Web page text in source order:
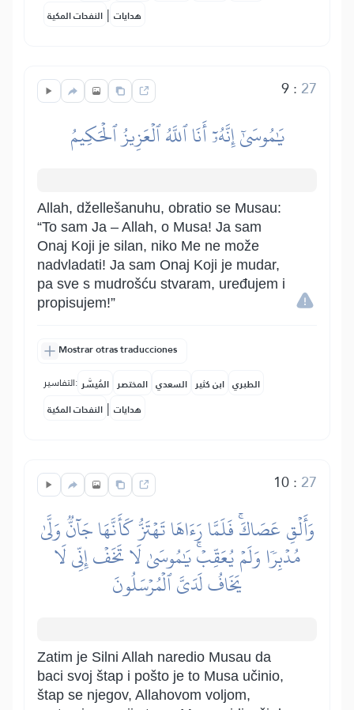
النفحات المكية | هدايات
9: 27
يَٰمُوسَىٰٓ إِنَّهُۥٓ أَنَا ٱللَّهُ ٱلۡعَزِيزُ ٱلۡحَكِيمُ
Allah, džellešanuhu, obratio se Musau:
“To sam Ja – Allah, o Musa! Ja sam
Onaj Koji je silan, niko Me ne može
nadvladati! Ja sam Onaj Koji je mudar,
pa sve s mudrošću stvaram, uređujem i
propisujem!”
Mostrar otras traducciones
التفاسير: المُيسَّر المختصر السعدي ابن كثير الطبري
النفحات المكية | هدايات
10: 27
وَأَلۡقِ عَصَاكَۚ فَلَمَّا رَءَاهَا تَهۡتَزُّ كَأَنَّهَا جَآنّٞ وَلَّىٰ
مُدۡبِرٗا وَلَمۡ يُعَقِّبۡۚ يَٰمُوسَىٰ لَا تَخَفۡ إِنِّي لَا
يَخَافُ لَدَيَّ ٱلۡمُرۡسَلُونَ
Zatim je Silni Allah naredio Musau da
baci svoj štap i pošto je to Musa učinio,
štap se njegov, Allahovom voljom,